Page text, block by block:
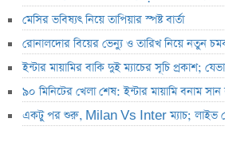
মেসির ভবিষ্যৎ নিয়ে তাপিয়ার স্পষ্ট বার্তা
রোনালদোর বিয়ের ভেন্যু ও তারিখ নিয়ে নতুন
ইন্টার মায়ামির বাকি দুই ম্যাচের সূচি প্রকাশ;
৯০ মিনিটের খেলা শেষ: ইন্টার মায়ামি বনাম
একটু পর শুরু, Milan Vs Inter ম্যাচ; লাইভ